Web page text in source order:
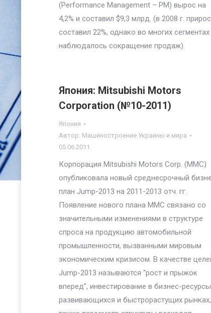
(Performance Management – PM) вырос на
4,2% и составил $9,3 млрд. (в 2008 г.
составил 22%, однако во многих сегментах
наблюдалось сокращение продаж).
Япония: Mitsubishi Motors
Corporation (№10-2011)
Япония
Автор: Машиностроение Украины и мира
05.06.2011
Корпорация Mitsubishi Motors Corp. (MMC)
опубликовала новый среднесрочный
план Jump-2013 на 2011-2013 отч. гг.
Появление нового плана MMC связано со
значительными изменениями в структуре
спроса на продукцию автомобильной
промышленности, вызванными мировым
экономическим кризисом. В качестве
Jump-2013 называются “рост и прыжок
вперед”, инвестирование в бизнес-
развивающихся и быстрорастущих